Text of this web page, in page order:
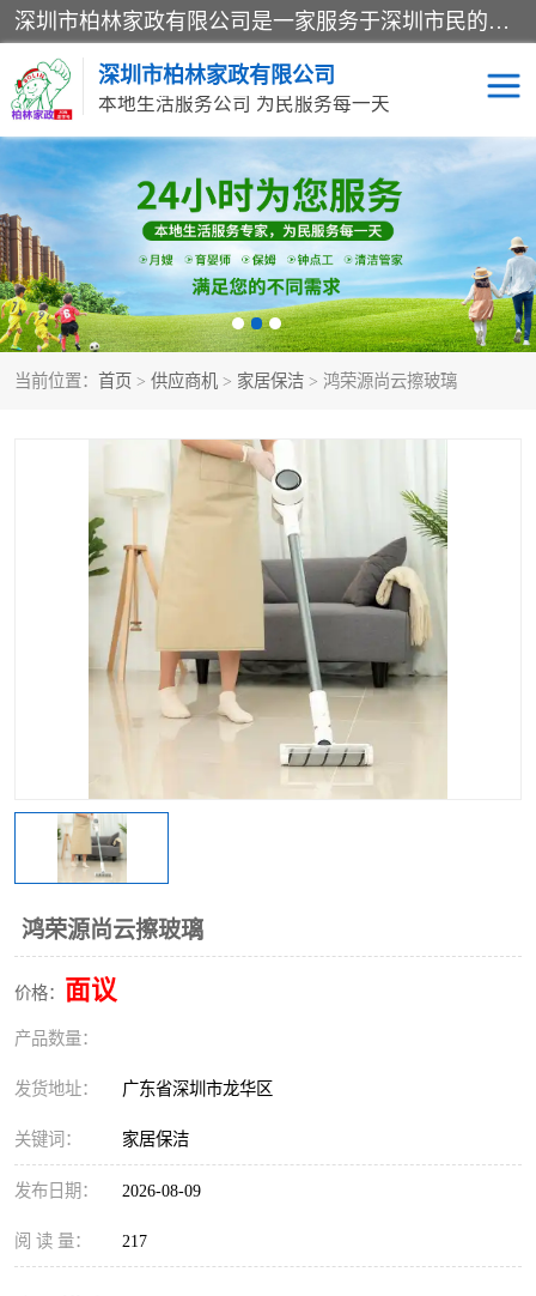
深圳市柏林家政有限公司是一家服务于深圳市民的专业家政公司。致力于为客户提供高质量、多维度的家庭服务，包括养老、母婴、月嫂育婴早教、康复理疗、家电清洗和保洁等方面的专业服务。
深圳市柏林家政有限公司
本地生活服务公司 为民服务每一天
当前位置： 首页 > 供应商机 > 家居保洁 > 鸿荣源尚云擦玻璃
鸿荣源尚云擦玻璃
价格： 面议
产品数量：
发货地址： 广东省深圳市龙华区
关键词： 家居保洁
发布日期： 2026-08-09
阅 读 量： 217
家居保洁 护工月嫂
家庭保姆 家政服务